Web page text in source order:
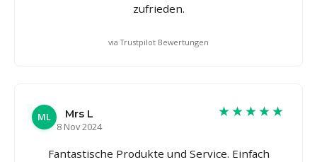
zufrieden.
via Trustpilot Bewertungen
ML
Mrs L
8 Nov 2024
★★★★★
Fantastische Produkte und Service. Einfach